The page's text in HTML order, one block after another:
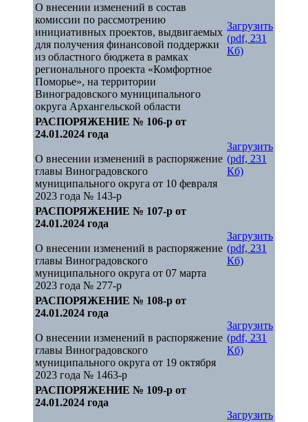
О внесении изменений в состав
комиссии по рассмотрению
инициативных проектов, выдвигаемых
для получения финансовой поддержки
из областного бюджета в рамках
регионального проекта «Комфортное
Поморье», на территории
Виноградовского муниципального
округа Архангельской области
Загрузить
(pdf, 231
Кб)
РАСПОРЯЖЕНИЕ № 106-р от
24.01.2024 года
О внесении изменений в распоряжение
главы Виноградовского
муниципального округа от 10 февраля
2023 года № 143-р
Загрузить
(pdf, 231
Кб)
РАСПОРЯЖЕНИЕ № 107-р от
24.01.2024 года
О внесении изменений в распоряжение
главы Виноградовского
муниципального округа от 07 марта
2023 года № 277-р
Загрузить
(pdf, 231
Кб)
РАСПОРЯЖЕНИЕ № 108-р от
24.01.2024 года
О внесении изменений в распоряжение
главы Виноградовского
муниципального округа от 19 октября
2023 года № 1463-р
Загрузить
(pdf, 231
Кб)
РАСПОРЯЖЕНИЕ № 109-р от
24.01.2024 года
Загрузить